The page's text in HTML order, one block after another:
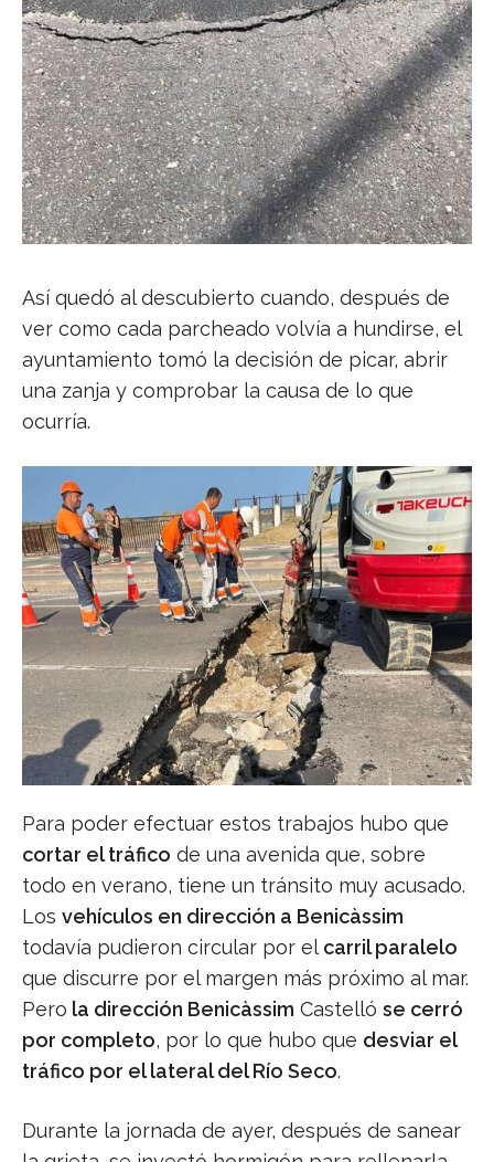
Así quedó al descubierto cuando, después de
ver como cada parcheado volvía a hundirse, el
ayuntamiento tomó la decisión de picar, abrir
una zanja y comprobar la causa de lo que
ocurría.
Para poder efectuar estos trabajos hubo que
cortar el tráfico de una avenida que, sobre
todo en verano, tiene un tránsito muy acusado.
Los vehículos en dirección a Benicàssim
todavía pudieron circular por el carril paralelo
que discurre por el margen más próximo al mar.
Pero la dirección Benicàssim Castelló se cerró
por completo, por lo que hubo que desviar el
tráfico por el lateral del Río Seco.
Durante la jornada de ayer, después de sanear